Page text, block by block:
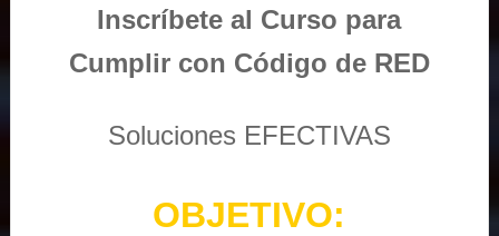
Inscríbete al Curso para
Cumplir con Código de RED
Soluciones EFECTIVAS
OBJETIVO: